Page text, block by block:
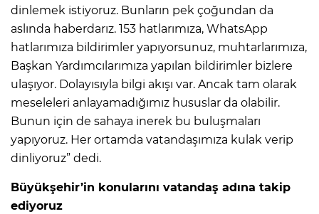
dinlemek istiyoruz. Bunların pek çoğundan da
aslında haberdarız. 153 hatlarımıza, WhatsApp
hatlarımıza bildirimler yapıyorsunuz, muhtarlarımıza,
Başkan Yardımcılarımıza yapılan bildirimler bizlere
ulaşıyor. Dolayısıyla bilgi akışı var. Ancak tam olarak
meseleleri anlayamadığımız hususlar da olabilir.
Bunun için de sahaya inerek bu buluşmaları
yapıyoruz. Her ortamda vatandaşımıza kulak verip
dinliyoruz” dedi.
Büyükşehir’in konularını vatandaş adına takip
ediyoruz